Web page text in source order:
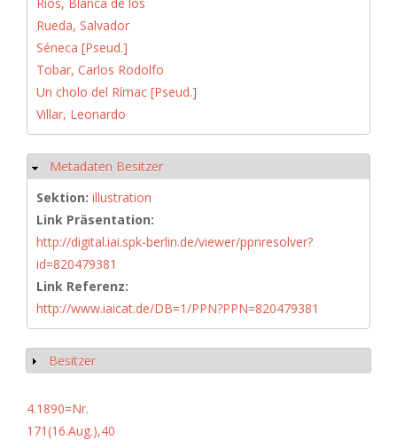
Rueda, Salvador
Séneca [Pseud.]
Tobar, Carlos Rodolfo
Un cholo del Rímac [Pseud.]
Villar, Leonardo
Ausblenden
Metadaten Besitzer
Sektion: illustration
Link Präsentation:
http://digital.iai.spk-berlin.de/viewer/ppnresolver?
id=820479381
Link Referenz:
http://www.iaicat.de/DB=1/PPN?PPN=820479381
Anzeigen
Besitzer
4.1890=Nr.
171(16.Aug.),40